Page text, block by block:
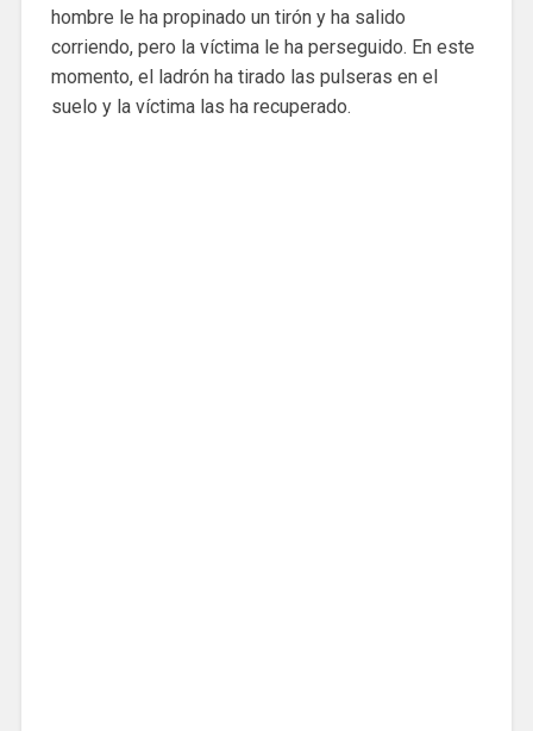
hombre le ha propinado un tirón y ha salido
corriendo, pero la víctima le ha perseguido. En este
momento, el ladrón ha tirado las pulseras en el
suelo y la víctima las ha recuperado.